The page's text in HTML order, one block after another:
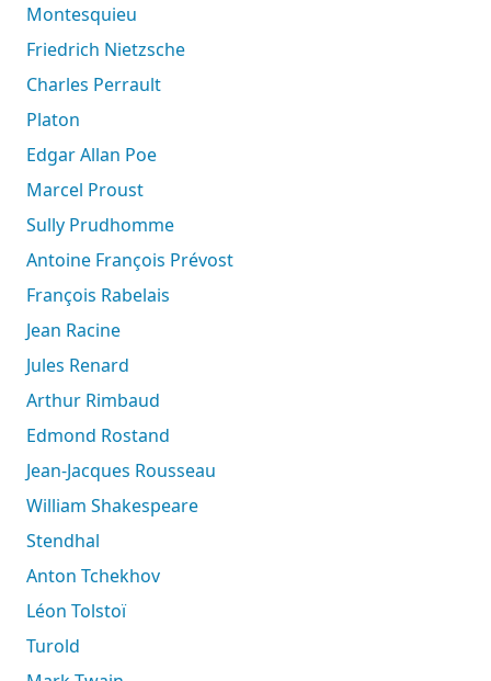
Montesquieu
Friedrich Nietzsche
Charles Perrault
Platon
Edgar Allan Poe
Marcel Proust
Sully Prudhomme
Antoine François Prévost
François Rabelais
Jean Racine
Jules Renard
Arthur Rimbaud
Edmond Rostand
Jean-Jacques Rousseau
William Shakespeare
Stendhal
Anton Tchekhov
Léon Tolstoï
Turold